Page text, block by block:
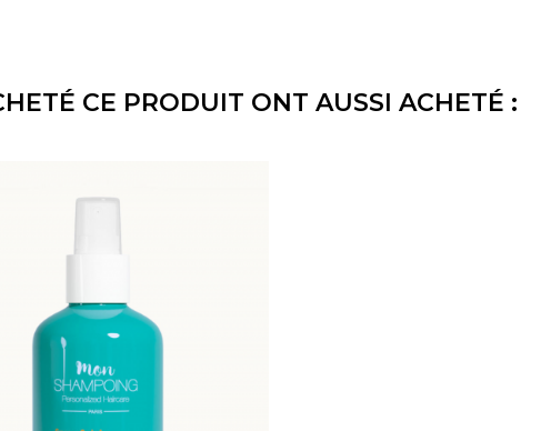
CE PRODUIT ONT AUSSI ACHETÉ :